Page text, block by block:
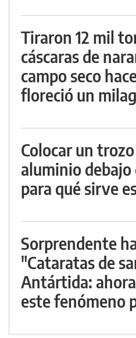
Tiraron 12 mil
cáscaras de
campo seco
floreció un
Colocar un
aluminio
para qué sirve
Sorprendente
"Cataratas de
Antártida: ahora
este fenómeno